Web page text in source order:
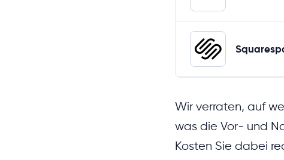
Wir verraten, auf
was die Vor- und
Kosten Sie dabei